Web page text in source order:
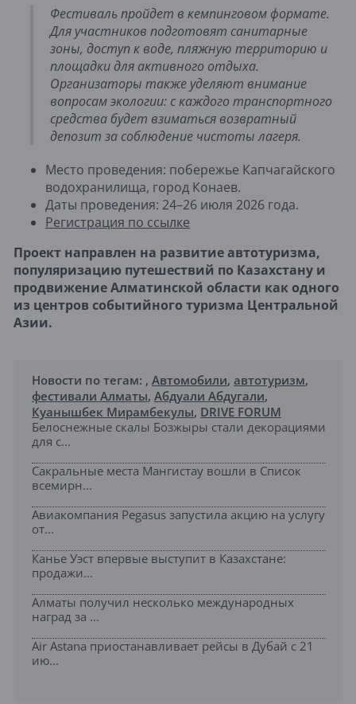
Фестиваль пройдет в кемпинговом формате.
Для участников подготовят санитарные
зоны, доступ к воде, пляжную территорию и
площадки для активного отдыха.
Организаторы также уделяют внимание
вопросам экологии: с каждого транспортного
средства будет взиматься возвратный
депозит за соблюдение чистоты лагеря.
Место проведения: побережье Капчагайского
водохранилища, город Конаев.
Даты проведения: 24–26 июля 2026 года.
Регистрация по ссылке
Проект направлен на развитие автотуризма,
популяризацию путешествий по Казахстану и
продвижение Алматинской области как одного
из центров событийного туризма Центральной
Азии.
Новости по тегам: , Автомобили, автотуризм,
фестивали Алматы, Абдуали Абдугали,
Куанышбек Мирамбекулы, DRIVE FORUM
Белоснежные скалы Бозжыры стали декорациями
для с...
Сакральные места Мангистау вошли в Список
всемирн...
Авиакомпания Pegasus запустила акцию на услугу
от...
Канье Уэст впервые выступит в Казахстане:
продажи...
Алматы получил несколько международных
наград за ...
Air Astana приостанавливает рейсы в Дубай с 21
ию...